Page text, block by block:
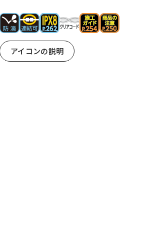
アイコンの説明